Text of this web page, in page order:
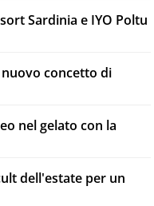
Sardinia e IYO Poltu
nuovo concetto di
nel gelato con la
dell'estate per un